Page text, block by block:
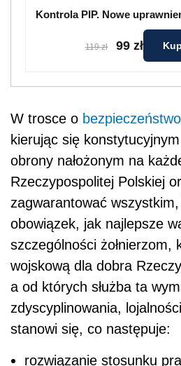
Kontrola PIP. Nowe
119 zł 99 zł
W trosce o bezpieczeństwo
kierując się
obrony nałożonym na
Rzeczypospolitej Polskiej
zagwarantować
obowiązek, jak najlepsze
szczególności żołnierzom,
wojskową dla dobra
a od których służba ta
zdyscyplinowania,
stanowi się, co następuje:
rozwiązanie stosunku